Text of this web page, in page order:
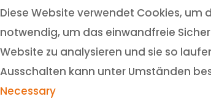
Diese Website verwendet Cookies, um
notwendig, um das einwandfreie
Website zu analysieren und sie so
Ausschalten kann unter Umständen
Necessary